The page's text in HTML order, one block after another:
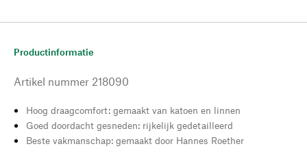
Productinformatie
Artikel nummer 218090
Hoog draagcomfort: gemaakt van katoen en linnen
Goed doordacht gesneden: rijkelijk gedetailleerd
Beste vakmanschap: gemaakt door Hannes Roether